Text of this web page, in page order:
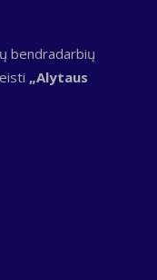
bendradarbių
„Alytaus